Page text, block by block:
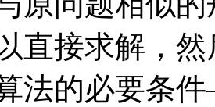
直接求解，
法的必要条